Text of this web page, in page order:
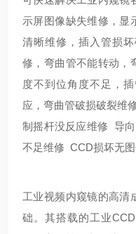
示屏图像缺失维修，显
清晰维修，插入管损
修，弯曲管不能转动，
度不到位角度不足，
应，弯曲管破损破裂维
制摇杆没反应维修 导
不足维修 CCD损坏无
工业视频内窥镜的高清
础。其搭载的工业